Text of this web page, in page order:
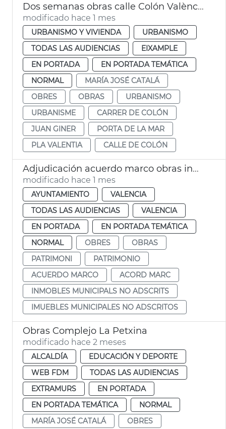
Dos semanas obras calle Colón València
modificado hace 1 mes
URBANISMO Y VIVIENDA
URBANISMO
TODAS LAS AUDIENCIAS
EIXAMPLE
EN PORTADA
EN PORTADA TEMÁTICA
NORMAL
MARÍA JOSÉ CATALÁ
OBRES
OBRAS
URBANISMO
URBANISME
CARRER DE COLÓN
JUAN GINER
PORTA DE LA MAR
PLA VALENTIA
CALLE DE COLÓN
Adjudicación acuerdo marco obras inmuebles municipales València
modificado hace 1 mes
AYUNTAMIENTO
VALENCIA
TODAS LAS AUDIENCIAS
VALENCIA
EN PORTADA
EN PORTADA TEMÁTICA
NORMAL
OBRES
OBRAS
PATRIMONI
PATRIMONIO
ACUERDO MARCO
ACORD MARC
INMOBLES MUNICIPALS NO ADSCRITS
IMUEBLES MUNICIPALES NO ADSCRITOS
Obras Complejo La Petxina
modificado hace 2 meses
ALCALDÍA
EDUCACIÓN Y DEPORTE
WEB FDM
TODAS LAS AUDIENCIAS
EXTRAMURS
EN PORTADA
EN PORTADA TEMÁTICA
NORMAL
MARÍA JOSÉ CATALÁ
OBRES